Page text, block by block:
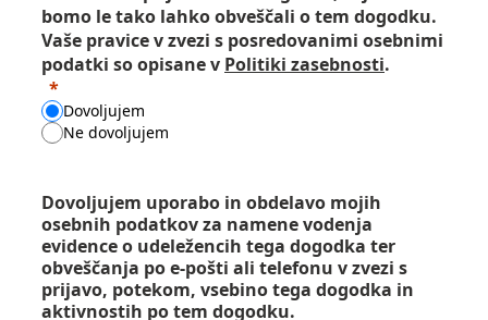
bomo le tako lahko obveščali o tem dogodku.
Vaše pravice v zvezi s posredovanimi osebnimi
podatki so opisane v Politiki zasebnosti.
Dovoljujem
Ne dovoljujem
Dovoljujem uporabo in obdelavo mojih
osebnih podatkov za namene vodenja
evidence o udeležencih tega dogodka ter
obveščanja po e-pošti ali telefonu v zvezi s
prijavo, potekom, vsebino tega dogodka in
aktivnostih po tem dogodku.